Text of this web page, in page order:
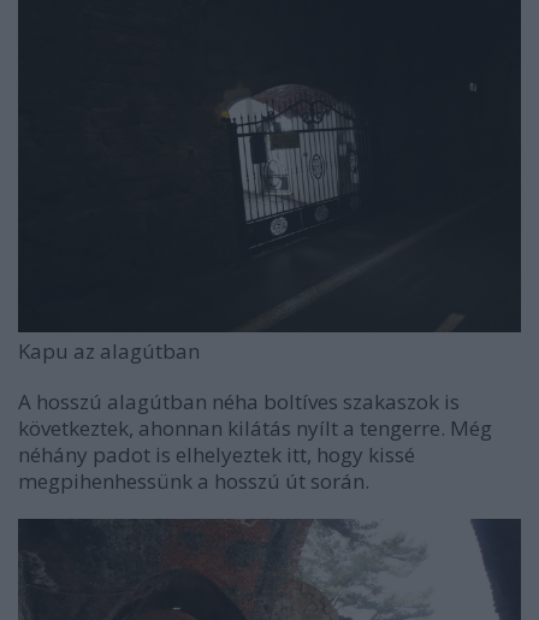
Kapu az alagútban
A hosszú alagútban néha boltíves szakaszok is
következtek, ahonnan kilátás nyílt a tengerre. Még
néhány padot is elhelyeztek itt, hogy kissé
megpihenhessünk a hosszú út során.